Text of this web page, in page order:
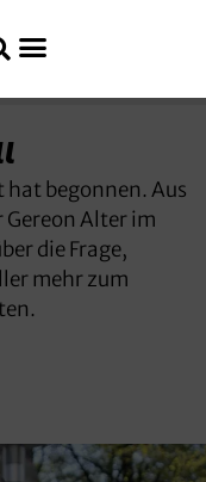
begonnen. Aus
Gereon Alter im
die Frage,
mehr zum